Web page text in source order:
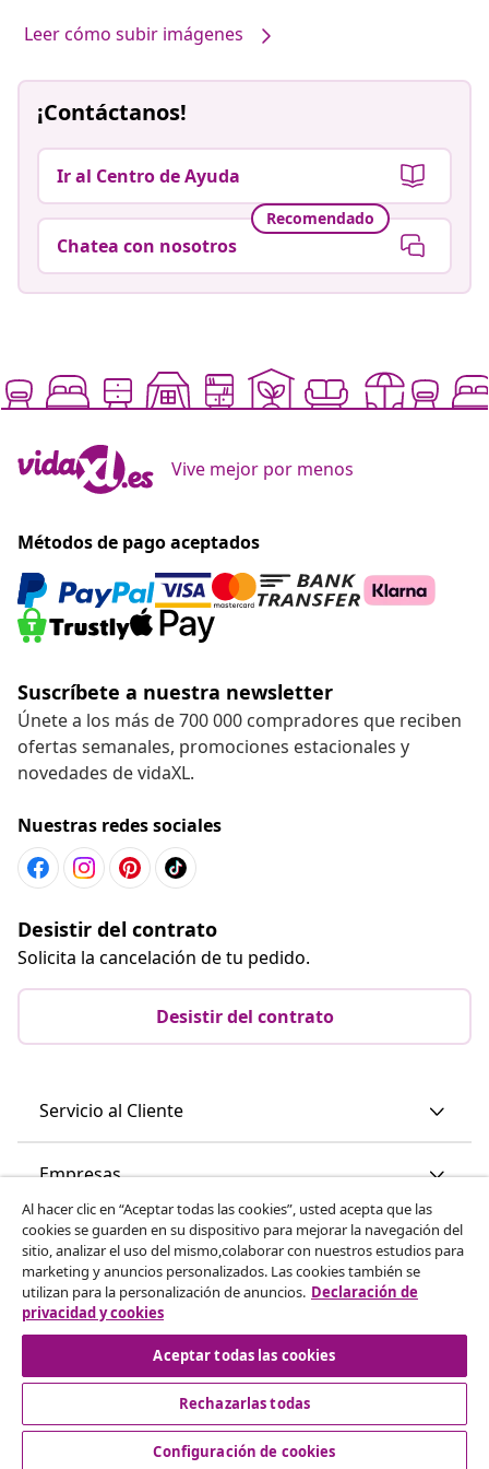
Leer cómo subir imágenes
¡Contáctanos!
Ir al Centro de Ayuda
Recomendado
Chatea con nosotros
Vive mejor por menos
Métodos de pago aceptados
Suscríbete a nuestra newsletter
Únete a los más de 700 000 compradores que reciben
ofertas semanales, promociones estacionales y
novedades de vidaXL.
Nuestras redes sociales
Desistir del contrato
Solicita la cancelación de tu pedido.
Desistir del contrato
Servicio al Cliente
Empresas
vidaXL
Descubre mas
Al hacer clic en “Aceptar todas las cookies”, usted acepta que las
cookies se guarden en su dispositivo para mejorar la navegación del
sitio, analizar el uso del mismo,colaborar con nuestros estudios para
marketing y anuncios personalizados. Las cookies también se
utilizan para la personalización de anuncios. Declaración de
privacidad y cookies
Aceptar todas las cookies
Rechazarlas todas
Configuración de cookies